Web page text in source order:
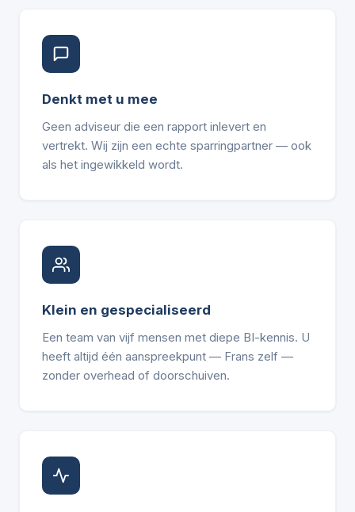
Denkt met u mee
Geen adviseur die een rapport inlevert en
vertrekt. Wij zijn een echte sparringpartner — ook
als het ingewikkeld wordt.
Klein en gespecialiseerd
Een team van vijf mensen met diepe BI-kennis. U
heeft altijd één aanspreekpunt — Frans zelf —
zonder overhead of doorschuiven.